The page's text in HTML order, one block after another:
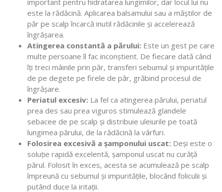
este la rădăcină. Aplicarea balsamului sau a măștilor de
păr pe scalp încarcă inutil rădăcinile și accelerează
îngrășarea.
Atingerea constantă a părului: Este un gest pe care
multe persoane îl fac inconștient. De fiecare dată când
îți treci mâinile prin păr, transferi sebumul și impuritățile
de pe degete pe firele de păr, grăbind procesul de
îngrășare.
Periatul excesiv: La fel ca atingerea părului, periatul
prea des sau prea viguros stimulează glandele
sebacee de pe scalp și distribuie uleiurile pe toată
lungimea părului, de la rădăcină la vârfuri.
Folosirea excesivă a șamponului uscat: Deși este o
soluție rapidă excelentă, șamponul uscat nu curăță
părul. Folosit în exces, acesta se acumulează pe scalp
împreună cu sebumul și impuritățile, blocând foliculii și
putând duce la iritații.